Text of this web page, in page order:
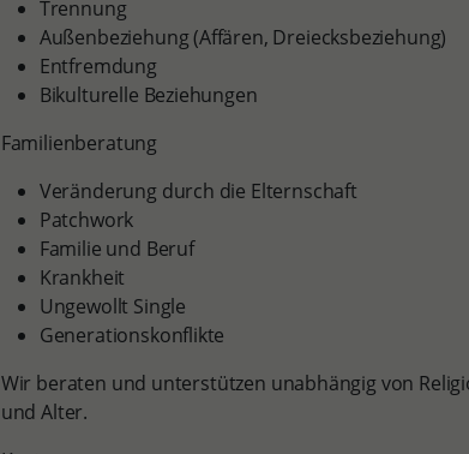
Trennung
Außenbeziehung (Affären, Dreiecksbeziehung)
Entfremdung
Bikulturelle Beziehungen
Familienberatung
Veränderung durch die Elternschaft
Patchwork
Familie und Beruf
Krankheit
Ungewollt Single
Generationskonflikte
Wir beraten und unterstützen unabhängig von
und Alter.